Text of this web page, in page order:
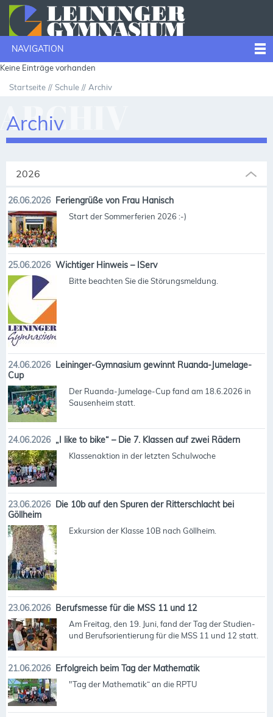
NAVIGATION
Keine Einträge vorhanden
Startseite Schule Archiv
Archiv
2026
26.06.2026 Feriengrüße von Frau Hanisch
Start der Sommerferien 2026 :-)
25.06.2026 Wichtiger Hinweis – IServ
Bitte beachten Sie die Störungsmeldung.
24.06.2026 Leininger-Gymnasium gewinnt Ruanda-Jumelage-
Cup
Der Ruanda-Jumelage-Cup fand am 18.6.2026 in
Sausenheim statt.
24.06.2026 „I like to bike“ – Die 7. Klassen auf zwei Rädern
Klassenaktion in der letzten Schulwoche
23.06.2026 Die 10b auf den Spuren der Ritterschlacht bei
Göllheim
Exkursion der Klasse 10B nach Göllheim.
23.06.2026 Berufsmesse für die MSS 11 und 12
Am Freitag, den 19. Juni, fand der Tag der Studien-
und Berufsorientierung für die MSS 11 und 12 statt.
21.06.2026 Erfolgreich beim Tag der Mathematik
"Tag der Mathematik“ an die RPTU